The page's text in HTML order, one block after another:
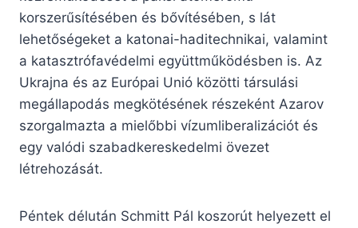
korszerűsítésében és bővítésében, s lát
lehetőségeket a katonai-haditechnikai, valamint
a katasztrófavédelmi együttműködésben is. Az
Ukrajna és az Európai Unió közötti társulási
megállapodás megkötésének részeként Azarov
szorgalmazta a mielőbbi vízumliberalizációt és
egy valódi szabadkereskedelmi övezet
létrehozását.
Péntek délután Schmitt Pál koszorút helyezett el